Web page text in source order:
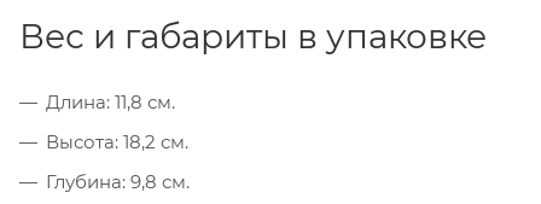
Вес и габариты в упаковке
Длина: 11,8 см.
Высота: 18,2 см.
Глубина: 9,8 см.